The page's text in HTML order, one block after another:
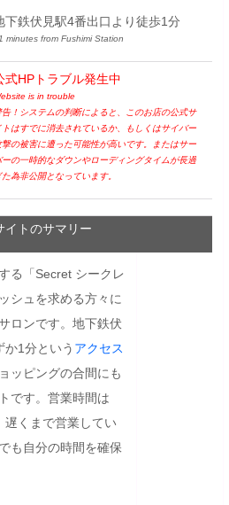
下鉄伏見駅4番出口より徒歩1分
minutes from Fushimi Station
式HPトラブル発生中
is in trouble
告！システムの判断によると、このお店の公式サ
トはすでに消去されているか、もしくはサイバー
撃の被害に遭った可能性が高いです。またはサー
ーの一時的なダウンやローディングタイムが長過
た為非公開となっています。
イトのサマリー
る「Secret シークレ
シュを求める方々に
ロンです。地下鉄伏
か1分という アクセス
ッピングの合間にも
です。営業時間は
くまで営業してい
も自分の時間を確保